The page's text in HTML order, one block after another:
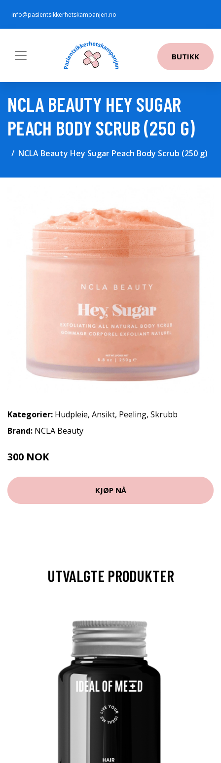
info@pasientsikkerhetskampanjen.no
BUTIKK
NCLA BEAUTY HEY SUGAR
PEACH BODY SCRUB (250 G)
NCLA Beauty Hey Sugar Peach Body Scrub (250 g)
Kategorier: Hudpleie, Ansikt, Peeling, Skrubb
Brand: NCLA Beauty
300 NOK
KJØP NÅ
UTVALGTE PRODUKTER